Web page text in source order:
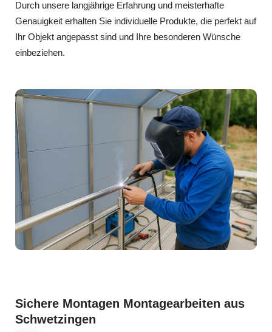
Durch unsere langjährige Erfahrung und meisterhafte
Genauigkeit erhalten Sie individuelle Produkte, die perfekt auf
Ihr Objekt angepasst sind und Ihre besonderen Wünsche
einbeziehen.
Sichere Montagen Montagearbeiten aus
Schwetzingen